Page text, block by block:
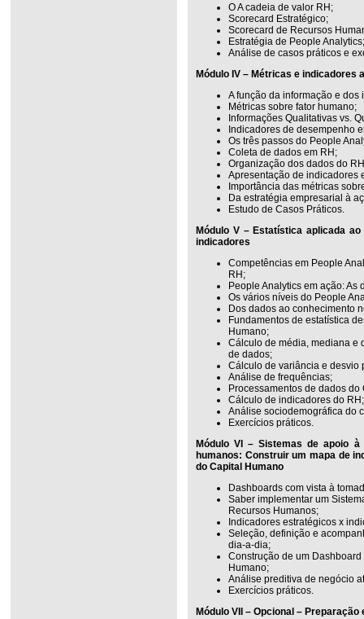
O A cadeia de valor RH;
Scorecard Estratégico;
Scorecard de Recursos
Estratégia de People Analytics;
Análise de casos práticos e
Módulo IV – Métricas e indicadores
A função da informação e
Métricas sobre fator humano;
Informações Qualitativas vs.
Indicadores de desempenho
Os três passos do People
Coleta de dados em RH;
Organização dos dados do
Apresentação de indicadores
Importância das métricas
Da estratégia empresarial à
Estudo de Casos Práticos.
Módulo V – Estatística aplicada
indicadores
Competências em People
RH;
People Analytics em ação: As
Os vários níveis do People
Dos dados ao conhecimento
Fundamentos de estatística
Humano;
Cálculo de média, mediana e
de dados;
Cálculo de variância e desvio
Análise de frequências;
Processamentos de dados do
Cálculo de indicadores do RH;
Análise sociodemográfica do
Exercícios práticos.
Módulo VI – Sistemas de apoio
humanos: Construir um mapa de
do Capital Humano
Dashboards com vista à
Saber implementar um
Recursos Humanos;
Indicadores estratégicos x
Seleção, definição e
dia-a-dia;
Construção de um
Humano;
Análise preditiva de negócio
Exercícios práticos.
Módulo VII – Opcional – Preparação